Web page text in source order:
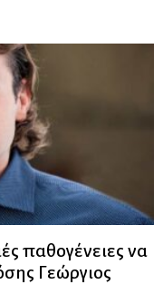
παθογένειες να
Γεώργιος